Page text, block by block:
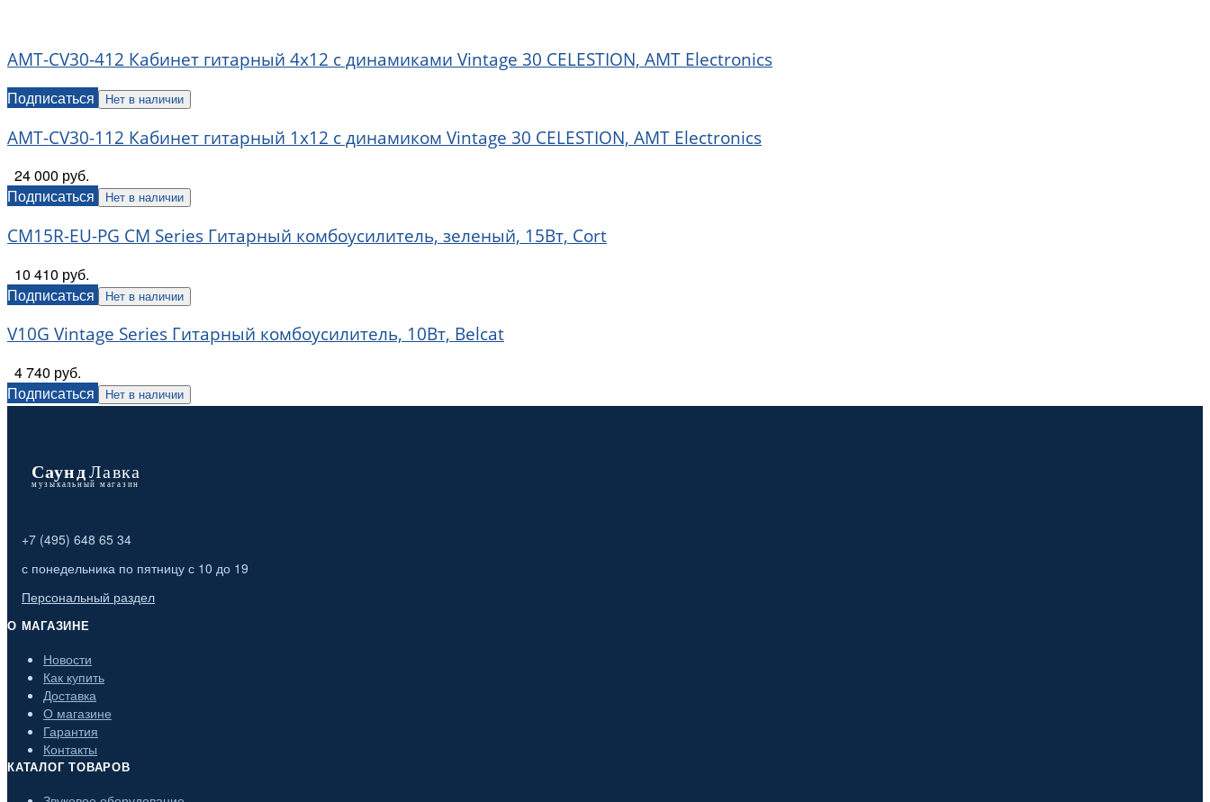
AMT-CV30-412 Кабинет гитарный 4x12 c динамиками Vintage 30 CELESTION, AMT Electronics
Подписаться Нет в наличии
AMT-CV30-112 Кабинет гитарный 1x12 c динамиком Vintage 30 CELESTION, AMT Electronics
24 000 руб.
Подписаться
Нет в наличии
CM15R-EU-PG CM Series Гитарный комбоусилитель, зеленый, 15Вт, Cort
10 410 руб.
Подписаться
Нет в наличии
V10G Vintage Series Гитарный комбоусилитель, 10Вт, Belcat
4 740 руб.
Подписаться
Нет в наличии
+7 (495) 648 65 34
с понедельника по пятницу с 10 до 19
Персональный раздел
О МАГАЗИНЕ
Новости
Как купить
Доставка
О магазине
Гарантия
Контакты
КАТАЛОГ ТОВАРОВ